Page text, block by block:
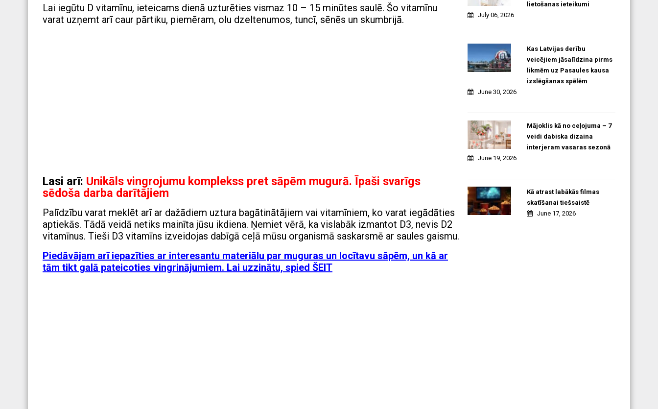
Lai iegūtu D vitamīnu, ieteicams dienā uzturēties vismaz 10 – 15 minūtes saulē. Šo vitamīnu
varat uzņemt arī caur pārtiku, piemēram, olu dzeltenumos, tuncī, sēnēs un skumbrijā.
Lasi arī: Unikāls vingrojumu komplekss pret sāpēm mugurā. Īpaši svarīgs
sēdoša darba darītājiem
Palīdzību varat meklēt arī ar dažādiem uztura bagātinātājiem vai vitamīniem, ko varat iegādāties
aptiekās. Tādā veidā netiks mainīta jūsu ikdiena. Ņemiet vērā, ka vislabāk izmantot D3, nevis D2
vitamīnus. Tieši D3 vitamīns izveidojas dabīgā ceļā mūsu organismā saskarsmē ar saules gaismu.
Piedāvājam arī iepazīties ar interesantu materiālu par muguras un locītavu sāpēm, un kā ar
tām tikt galā pateicoties vingrinājumiem. Lai uzzinātu, spied ŠEIT
lietošanas ieteikumi
July 06, 2026
Kas Latvijas derību
veicējiem jāsalīdzina pirms
likmēm uz Pasaules kausa
izslēgšanas spēlēm
June 30, 2026
Mājoklis kā no ceļojuma – 7
veidi dabiska dizaina
interjeram vasaras sezonā
June 19, 2026
Kā atrast labākās filmas
skatīšanai tiešsaistē
June 17, 2026